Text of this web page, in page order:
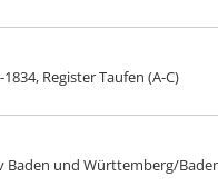
Register Taufen (A-C)
Baden und Württemberg/